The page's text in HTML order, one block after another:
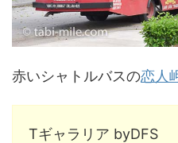
赤いシャトルバスの恋人
Tギャラリア byDFS